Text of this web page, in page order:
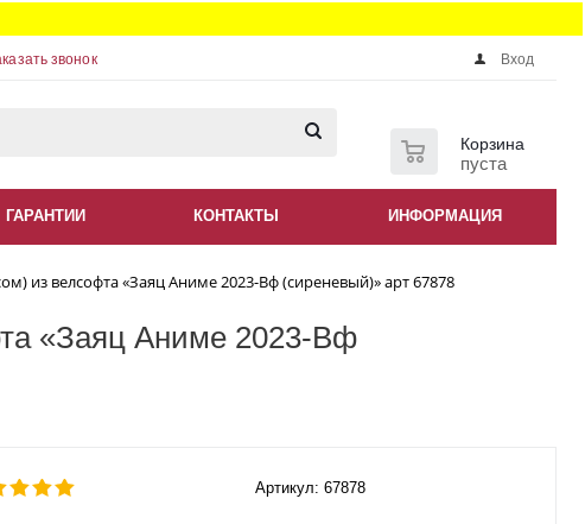
звонок Вход
Корзина
пуста
ГАРАНТИИ КОНТАКТЫ ИНФОРМАЦИЯ
из велсофта «Заяц Аниме 2023-Вф (сиреневый)» арт 67878
«Заяц Аниме 2023-Вф
Артикул: 67878